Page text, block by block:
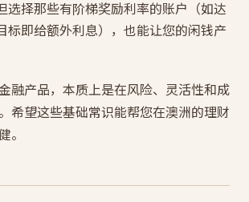
选择那些有阶梯奖励利率的账户（如达
标即给额外利息），也能让您的闲钱产
融产品，本质上是在风险、灵活性和成
希望这些基础常识能帮您在澳洲的理财
。